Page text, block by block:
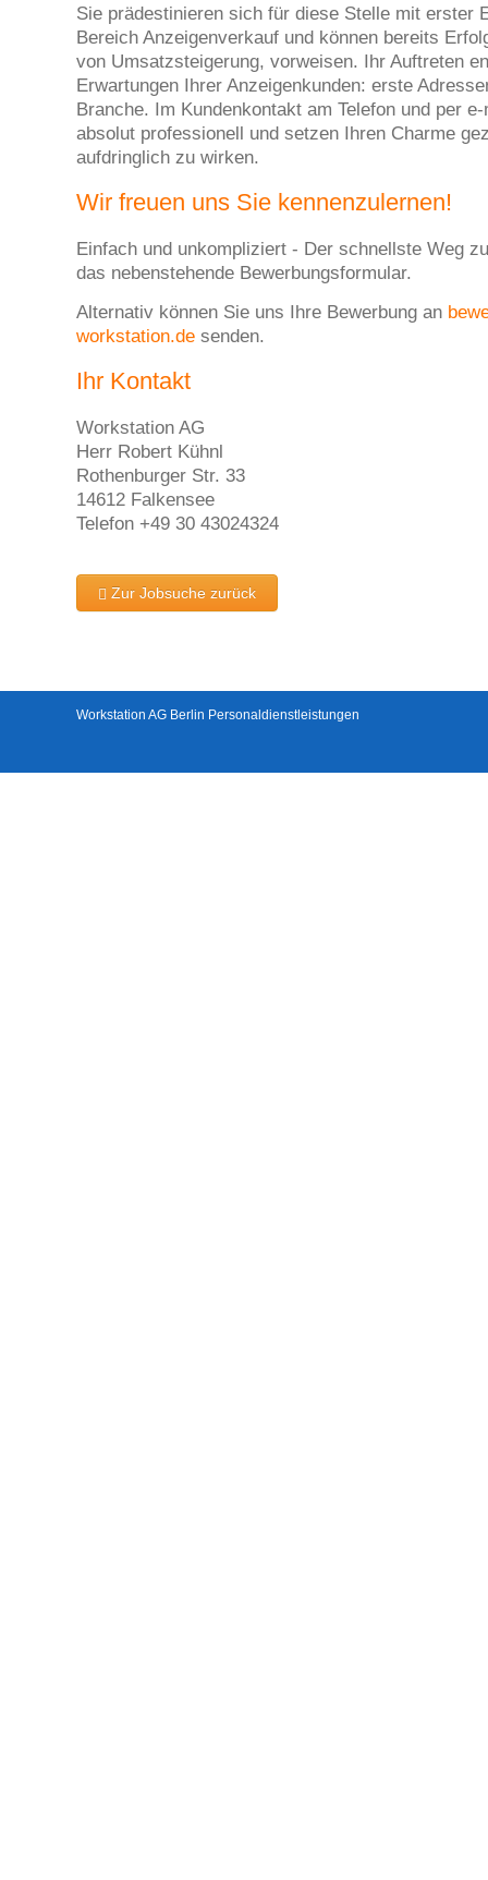
Sie prädestinieren sich für diese Stelle mit erster
Bereich Anzeigenverkauf und können bereits
von Umsatzsteigerung, vorweisen. Ihr Auftreten
Erwartungen Ihrer Anzeigenkunden: erste
Branche. Im Kundenkontakt am Telefon und per
absolut professionell und setzen Ihren Charme
aufdringlich zu wirken.
Wir freuen uns Sie kennenzulernen!
Einfach und unkompliziert - Der schnellste Weg
das nebenstehende Bewerbungsformular.
Alternativ können Sie uns Ihre Bewerbung an
workstation.de senden.
Ihr Kontakt
Workstation AG
Herr Robert Kühnl
Rothenburger Str. 33
14612 Falkensee
Telefon +49 30 43024324
Zur Jobsuche zurück
Workstation AG Berlin Personaldienstleistungen